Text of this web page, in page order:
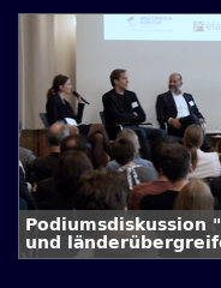
Podiumsdiskussion
und